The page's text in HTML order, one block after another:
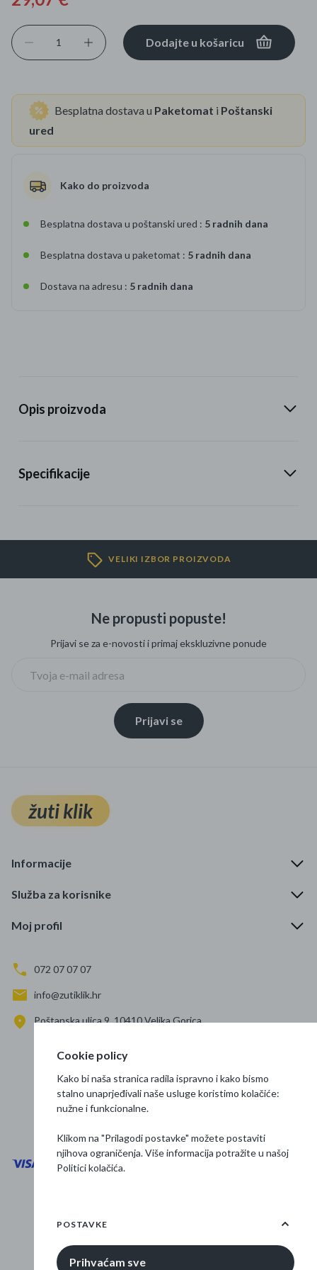
Dodajte u košaricu
Besplatna dostava u Paketomat i Poštanski
ured
Kako do proizvoda
Besplatna dostava u poštanski ured : 5 radnih dana
Besplatna dostava u paketomat : 5 radnih dana
Dostava na adresu : 5 radnih dana
Opis proizvoda
Specifikacije
VELIKI IZBOR PROIZVODA
Ne propusti popuste!
Prijavi se za e-novosti i primaj ekskluzivne ponude
Prijavi se
žuti klik
Informacije
Služba za korisnike
Moj profil
072 07 07 07
info@zutiklik.hr
Poštanska ulica 9, 10410 Velika Gorica
Prati nas
Osnovne informacije
Cookie policy
Kako bi naša stranica radila ispravno i kako bismo
stalno unaprjeđivali naše usluge koristimo kolačiće:
nužne i funkcionalne.
Klikom na "Prilagodi postavke" možete postaviti
njihova ograničenja. Više informacija potražite u našoj
Politici kolačića.
POSTAVKE
Prihvaćam sve